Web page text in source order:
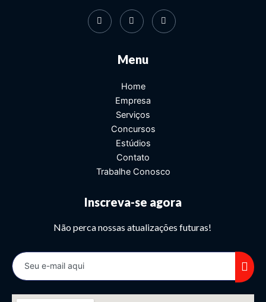
Menu
Home
Empresa
Serviços
Concursos
Estúdios
Contato
Trabalhe Conosco
Inscreva-se agora
Não perca nossas atualizações futuras!